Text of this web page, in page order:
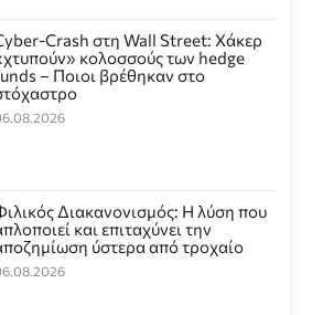
Crash στη Wall Street: Χάκερ
κολοσσούς των hedge
– Ποιοι βρέθηκαν στο
Διακανονισμός: Η λύση που
και επιταχύνει την
ύστερα από τροχαίο